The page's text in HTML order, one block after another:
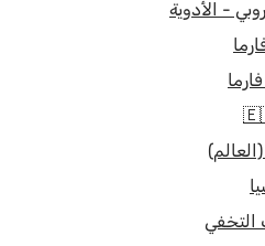
- الأدوية
التخفي